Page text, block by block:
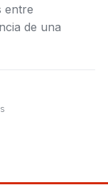
entre
de una